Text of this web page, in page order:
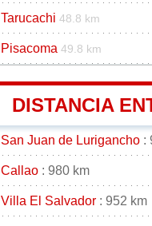
Tarucachi 48.8 km
Pisacoma 49.8 km
DISTANCIA
San Juan de Lurigancho :
Callao : 980 km
Villa El Salvador : 952 km